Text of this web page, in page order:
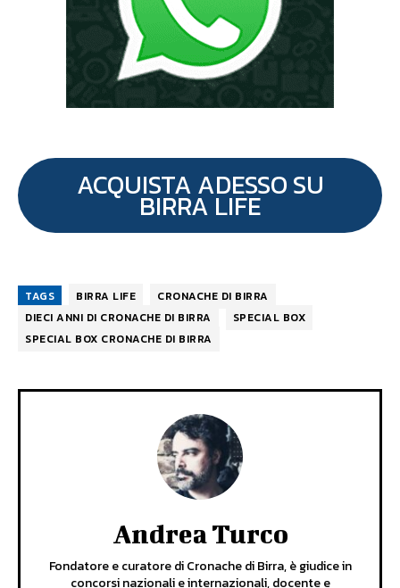
ACQUISTA ADESSO SU
BIRRA LIFE
TAGS BIRRA LIFE
CRONACHE DI BIRRA
DIECI ANNI DI CRONACHE DI BIRRA
SPECIAL BOX
SPECIAL BOX CRONACHE DI BIRRA
Andrea Turco
Fondatore e curatore di Cronache di Birra, è giudice in
concorsi nazionali e internazionali, docente e